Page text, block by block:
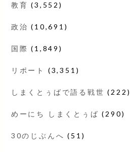
教育 (3,552)
政治 (10,691)
国際 (1,849)
リポート (3,351)
しまくとぅばで語る戦世 (222)
めーにち しまくとぅば (290)
30のじぶんへ (51)